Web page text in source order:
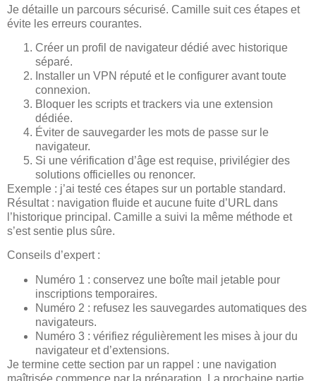
Je détaille un parcours sécurisé. Camille suit ces étapes et
évite les erreurs courantes.
Créer un profil de navigateur dédié avec historique
séparé.
Installer un VPN réputé et le configurer avant toute
connexion.
Bloquer les scripts et trackers via une extension
dédiée.
Éviter de sauvegarder les mots de passe sur le
navigateur.
Si une vérification d’âge est requise, privilégier des
solutions officielles ou renoncer.
Exemple : j’ai testé ces étapes sur un portable standard.
Résultat : navigation fluide et aucune fuite d’URL dans
l’historique principal. Camille a suivi la même méthode et
s’est sentie plus sûre.
Conseils d’expert :
Numéro 1 : conservez une boîte mail jetable pour
inscriptions temporaires.
Numéro 2 : refusez les sauvegardes automatiques des
navigateurs.
Numéro 3 : vérifiez régulièrement les mises à jour du
navigateur et d’extensions.
Je termine cette section par un rappel : une navigation
maîtrisée commence par la préparation. La prochaine partie